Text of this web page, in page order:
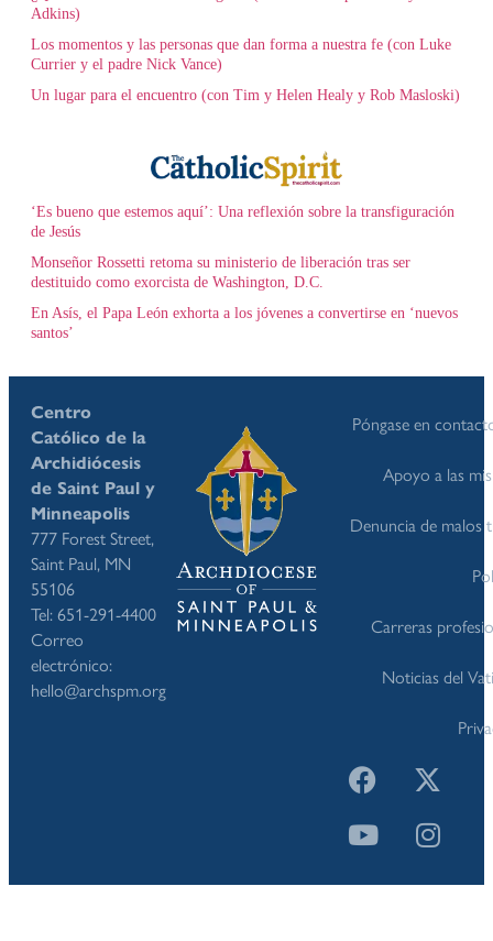
Adkins)
Los momentos y las personas que dan forma a nuestra fe (con Luke
Currier y el padre Nick Vance)
Un lugar para el encuentro (con Tim y Helen Healy y Rob Masloski)
‘Es bueno que estemos aquí’: Una reflexión sobre la transfiguración
de Jesús
Monseñor Rossetti retoma su ministerio de liberación tras ser
destituido como exorcista de Washington, D.C.
En Asís, el Papa León exhorta a los jóvenes a convertirse en ‘nuevos
santos’
Centro
Católico de la
Archidiócesis
de Saint Paul y
Minneapolis
777 Forest Street,
Saint Paul, MN
55106
Tel: 651-291-4400
Correo
electrónico:
hello@archspm.org
Póngase en
Apoyo a las
Denuncia de malos
Carreras
Noticias del